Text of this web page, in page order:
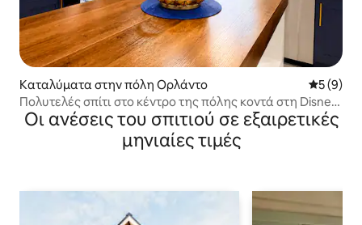
Καταλύματα στην πόλη Ορλάντο Μέση
5 (9)
Πολυτελές σπίτι στο κέντρο της πόλης κοντά στη Disney
και τη Universal
Οι ανέσεις του σπιτιού σε εξαιρετικές
μηνιαίες τιμές